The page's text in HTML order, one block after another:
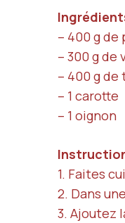
– 400 g de
– 300 g de
– 400 g
– 1 carotte
– 1 oignon
1. Faites
2. Dans
3. Ajoutez